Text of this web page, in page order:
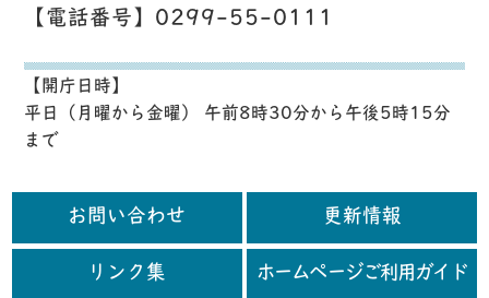
【電話番号】0299-55-0111
【開庁日時】
平日（月曜から金曜） 午前8時30分から午後5時15分
まで
お問い合わせ 更新情報
リンク集 ホームページご利用ガイド